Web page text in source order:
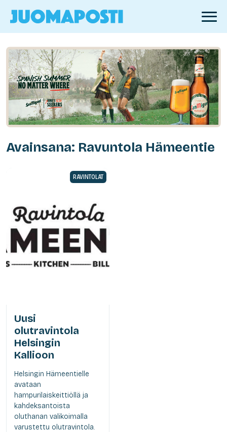
Avainsana: Ravuntola Hämeentie
RAVINTOLAT
Uusi
olutravintola
Helsingin
Kallioon
Helsingin Hämeentielle
avataan
hampurilaiskeittiöllä ja
kahdeksantoista
oluthanan valikoimalla
varustettu olutravintola.